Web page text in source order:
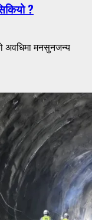
?
अवधिमा मनसुनजन्य